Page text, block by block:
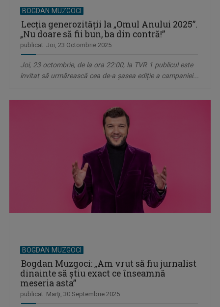
BOGDAN MUZGOCI
Lecția generozității la „Omul Anului 2025”.
„Nu doare să fii bun, ba din contră!”
publicat: Joi, 23 Octombrie 2025
Joi, 23 octombrie, de la ora 22:00, la TVR 1 publicul este
invitat să urmărească cea de-a șasea ediție a campaniei...
BOGDAN MUZGOCI
Bogdan Muzgoci: „Am vrut să fiu jurnalist
dinainte să știu exact ce înseamnă
meseria asta”
publicat: Marţi, 30 Septembrie 2025